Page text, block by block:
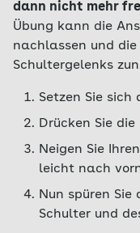
dann nicht mehr
Übung kann die
nachlassen und
Schultergelenks
Setzen Sie sich
Drücken Sie
Neigen Sie
leicht nach
Nun spüren Sie
Schulter und